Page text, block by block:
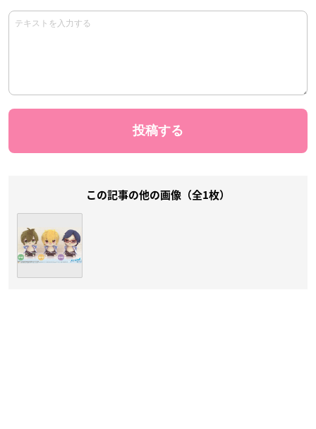
この記事の他の画像（全1枚）